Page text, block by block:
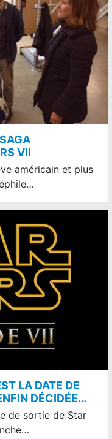
VII
américain et plus
LA DATE DE
DÉCIDÉE…
de sortie de Star